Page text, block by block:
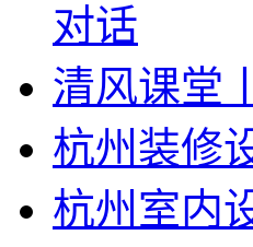
对话
清风课堂
杭州装修
杭州室内